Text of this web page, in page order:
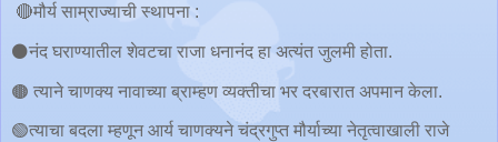
🔴मौर्य साम्राज्याची स्थापना :
⚫️नंद घराण्यातील शेवटचा राजा धनानंद हा अत्यंत जुलमी होता.
🟤 त्याने चाणक्य नावाच्या ब्राम्हण व्यक्तीचा भर दरबारात अपमान केला.
🟢त्याचा बदला म्हणून आर्य चाणक्यने चंद्रगुप्त मौर्याच्या नेतृत्वाखाली राजे